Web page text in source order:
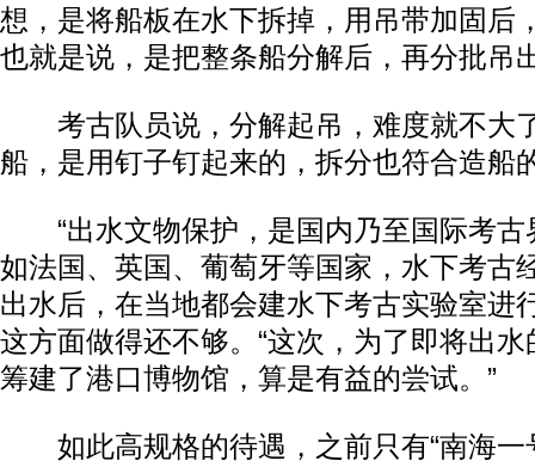
想，是将船板在水下拆掉，用吊带加固后
也就是说，是把整条船分解后，再分批吊
考古队员说，分解起吊，难度就不大
船，是用钉子钉起来的，拆分也符合造船
“出水文物保护，是国内乃至国际考古
如法国、英国、葡萄牙等国家，水下考古
出水后，在当地都会建水下考古实验室进
这方面做得还不够。“这次，为了即将出
筹建了港口博物馆，算是有益的尝试。”
如此高规格的待遇，之前只有“南海一